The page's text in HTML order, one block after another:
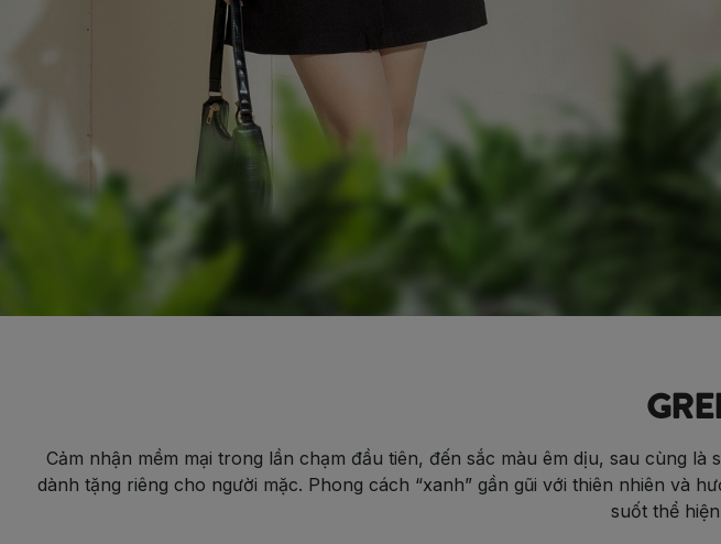
Cảm nhận mềm mại trong lần chạm đầu tiên, đến sắc màu êm dịu, sau cùng
dành tặng riêng cho người mặc. Phong cách “xanh” gần gũi với thiên nhiên và
suốt thể